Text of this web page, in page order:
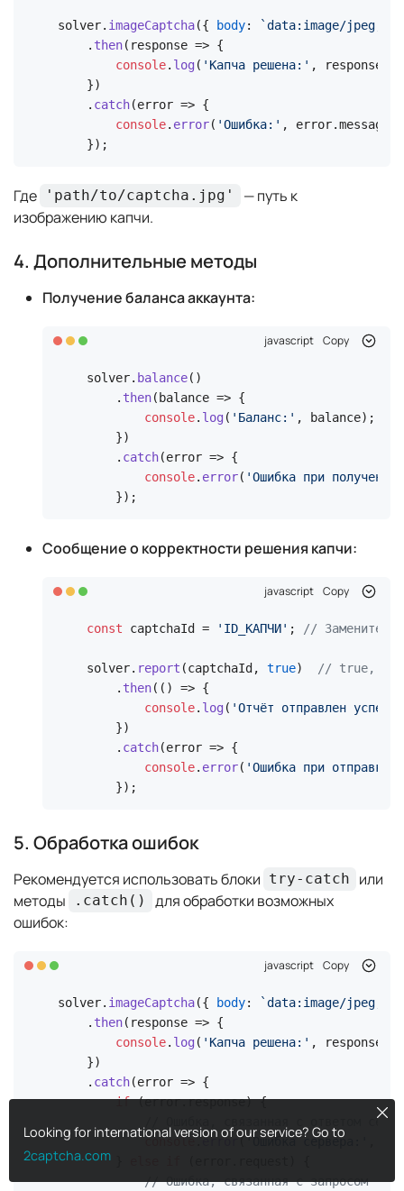
Looking for international version of our service? Go to
2captcha.com
solver. imageCaptcha({ body:
`data:image/
    .
then( response => {
console. log ( 'Капча решена:' , response.
    })
    .
catch(error => {
console. error( 'Ошибка:' , error.message
    });
Где 'path/to/captcha.jpg'
— путь к
изображению капчи.
4. Дополнительные методы
Получение баланса аккаунта:
javascript Copy
solver. balance()
    .
then(balance => {
console. log ( 'Баланс:' , balance);
    })
    .
catch(error => {
console. error( 'Ошибка при
    });
Сообщение о корректности решения капчи:
javascript Copy
const captchaId = 'ID_КАПЧИ' ; // Замените
solver. report (captchaId, true)
// true,
    .
then( () => {
console. log ( 'Отчёт отправлен
    })
    .
catch(error => {
console. error( 'Ошибка при отправке
    });
5. Обработка ошибок
Рекомендуется использовать блоки try-catch
или
методы
.catch()
для обработки возможных
ошибок:
javascript Copy
solver. imageCaptcha({ body:
`data:image/
    .
then( response => {
console. log ( 'Капча решена:' , response.
    })
    .
catch(error => {
if (error.response) {
// Ошибка, связанная с ответом
console.error('Ошибка сервера:'
        }
// Ошибка, связанная с запросом